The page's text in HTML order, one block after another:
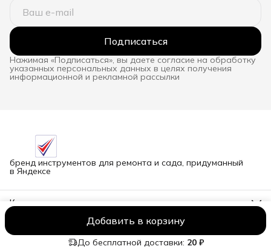
Добавить в корзину
До бесплатной доставки: 20 ₽
Подписаться
Нажимая «Подписаться», вы даете согласие на обработку
указанных персональных данных в целях получения
информационной и рекламной рассылки
бренд инструментов для ремонта и сада, придуманный
в Яндексе
Контакты
г.Новосибирск улица Петухова, 51Бк16
Телефон
8 (913) 758-42-50
ООО NORCODОплатаДоставкаПравила возвратаРеквизиты